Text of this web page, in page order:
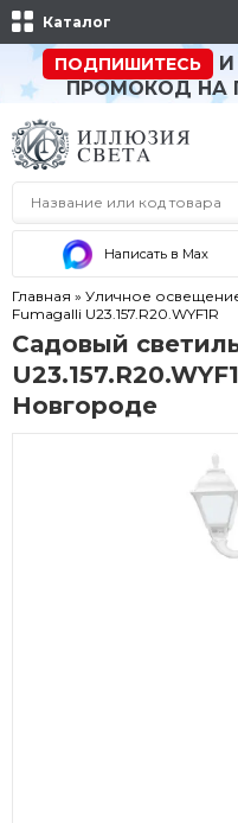
Каталог
ПОДПИШИТЕСЬ
ПРОМОКОД НА
Написать в Max
Главная » Уличное
Fumagalli U23.157.R20.WYF1R
Садовый
Новгороде